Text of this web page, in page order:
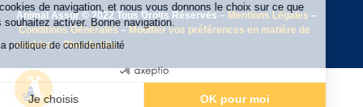
Animal Assur © 2022 Tous Droits Réservés – Mentions Légales –
Conditions Générales – Modifier vos préférences en matière de
cookies– Plan du site
des cookies de navigation, et nous vous donnons le choix sur ce que
vous souhaitez activer. Bonne navigation.
Lire la politique de confidentialité
Je choisis OK pour moi